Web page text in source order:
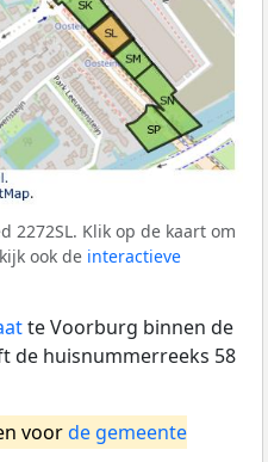
2272SL. Klik op de kaart om
ook de interactieve
te Voorburg binnen de
de huisnummerreeks 58
voorde gemeente